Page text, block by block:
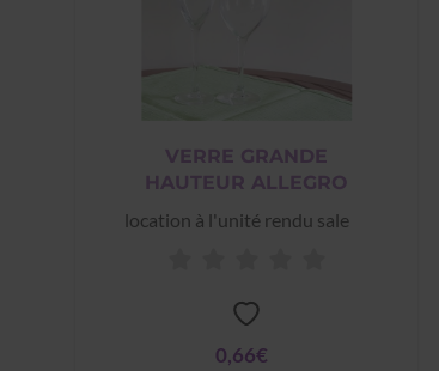
VERRE GRANDE
HAUTEUR ALLEGRO
location à l'unité rendu sale
0,66€